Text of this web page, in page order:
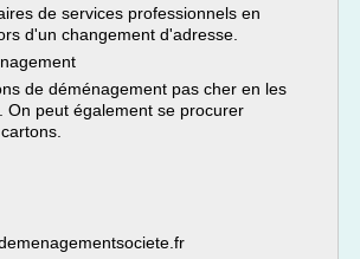
de services professionnels en
d'un changement d'adresse.
de déménagement pas cher en les
On peut également se procurer